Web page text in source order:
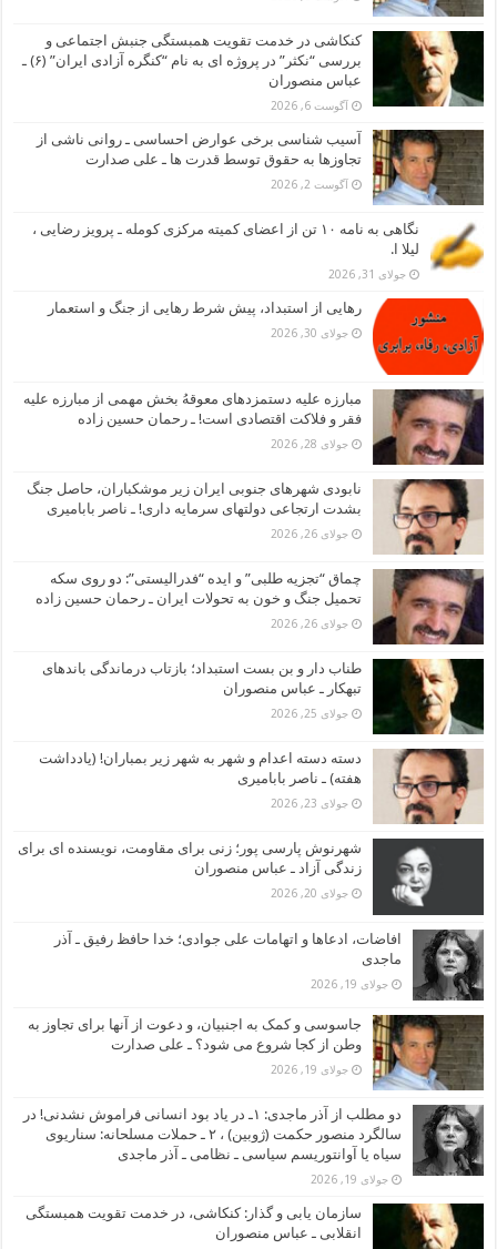
کنکاشی در خدمت تقویت همبستگی جنبش اجتماعی و
بررسی “نکثر” در پروژه ای به نام “کنگره آزادی ایران” (۶) ـ
عباس منصوران
آگوست 6, 2026
آسیب شناسی برخی عوارض احساسی ـ روانی ناشی از
تجاوزها به حقوق توسط قدرت ها ـ علی صدارت
آگوست 2, 2026
نگاهی به نامه ۱۰ تن از اعضای کمیته مرکزی کومله ـ پرویز رضایی ،
لیلا ا.
جولای 31, 2026
رهایی از استبداد، پیش شرط رهایی از جنگ و استعمار
جولای 30, 2026
مبارزه علیه دستمزدهای معوقهُ بخش مهمی از مبارزه علیه
فقر و فلاکت اقتصادی است! ـ رحمان حسین زاده
جولای 28, 2026
نابودی شهرهای جنوبی ایران زیر موشکباران، حاصل جنگ
بشدت ارتجاعی دولتهای سرمایه داری! ـ ناصر بابامیری
جولای 26, 2026
چماق “تجزیه طلبی” و ایده “فدرالیستی”: دو روی سکه
تحمیل جنگ و خون به تحولات ایران ـ رحمان حسین زاده
جولای 26, 2026
طناب دار و بن بست استبداد؛ بازتاب درماندگی باندهای
تبهکار ـ عباس منصوران
جولای 25, 2026
دسته دسته اعدام و شهر به شهر زیر بمباران! (یادداشت
هفته) ـ ناصر بابامیری
جولای 23, 2026
شهرنوش پارسی پور؛ زنی برای مقاومت، نویسنده ای برای
زندگی آزاد ـ عباس منصوران
جولای 20, 2026
افاضات، ادعاها و اتهامات علی جوادی؛ خدا حافظ رفیق ـ آذر
ماجدی
جولای 19, 2026
جاسوسی و کمک به اجنبیان، و دعوت از آنها برای تجاوز به
وطن از کجا شروع می شود؟ ـ علی صدارت
جولای 19, 2026
دو مطلب از آذر ماجدی: ۱ـ در یاد بود انسانی فراموش نشدنی! در
سالگرد منصور حکمت (ژوبین) ، ۲ ـ حملات مسلحانه: سناریوی
سیاه یا آوانتوریسم سیاسی ـ نظامی ـ آذر ماجدی
جولای 19, 2026
سازمان یابی و گذار: کنکاشی، در خدمت تقویت همبستگی
انقلابی ـ عباس منصوران